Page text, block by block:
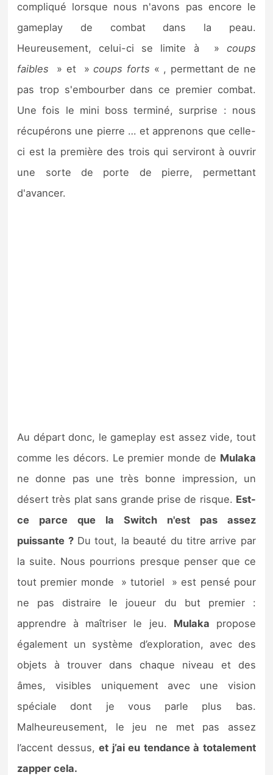
compliqué lorsque nous n'avons pas encore le
gameplay de combat dans la peau.
Heureusement, celui-ci se limite à » coups
faibles » et »coups forts « , permettant de ne
pas trop s'embourber dans ce premier combat.
Une fois le mini boss terminé, surprise : nous
récupérons une pierre … et apprenons que celle-
ci est la première des trois qui serviront à ouvrir
une sorte de porte de pierre, permettant
d'avancer.
Au départ donc, le gameplay est assez vide, tout
comme les décors. Le premier monde de Mulaka
ne donne pas une très bonne impression, un
désert très plat sans grande prise de risque. Est-
ce parce que la Switch n'est pas assez
puissante ?Du tout, la beauté du titre arrive par
la suite. Nous pourrions presque penser que ce
tout premier monde » tutoriel » est pensé pour
ne pas distraire le joueur du but premier :
apprendre à maîtriser le jeu. Mulaka propose
également un système d’exploration, avec des
objets à trouver dans chaque niveau et des
âmes, visibles uniquement avec une vision
spéciale dont je vous parle plus bas.
Malheureusement, le jeu ne met pas assez
l’accent dessus,et j’ai eu tendance à totalement
zapper cela.